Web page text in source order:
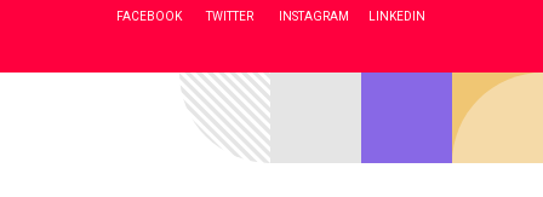
FACEBOOK TWITTER INSTAGRAM LINKEDIN